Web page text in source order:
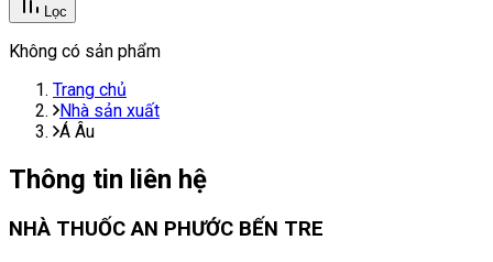
Lọc
Không có sản phẩm
Trang chủ
Nhà sản xuất
Á Âu
Thông tin liên hệ
NHÀ THUỐC AN PHƯỚC BẾN TRE